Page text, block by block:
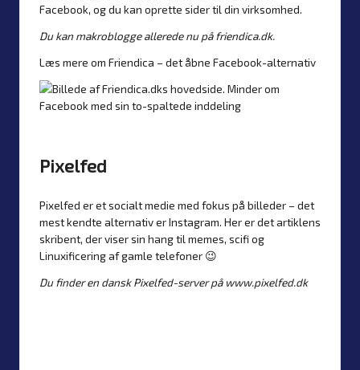
Facebook, og du kan oprette sider til din virksomhed.
Du kan makroblogge allerede nu på friendica.dk.
Læs mere om Friendica – det åbne Facebook-alternativ
Pixelfed
Pixelfed er et socialt medie med fokus på billeder – det
mest kendte alternativ er Instagram. Her er det artiklens
skribent, der viser sin hang til memes, scifi og
Linuxificering af gamle telefoner 😉
Du finder en dansk Pixelfed-server på www.pixelfed.dk